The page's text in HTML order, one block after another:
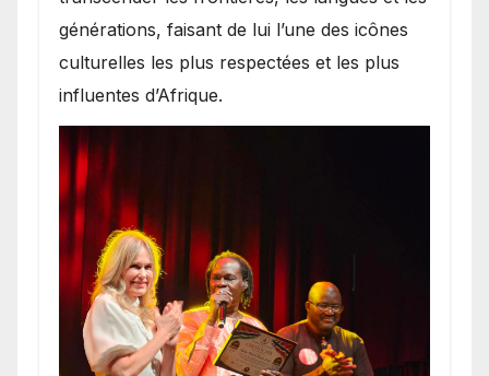
générations, faisant de lui l’une des icônes
culturelles les plus respectées et les plus
influentes d’Afrique.